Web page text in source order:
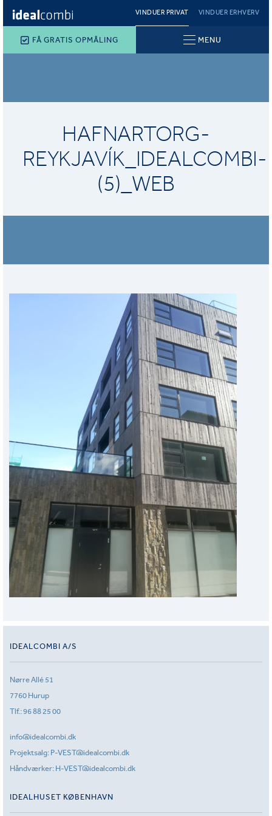
VINDUER PRIVAT VINDUER ERHVERV
FÅ GRATIS OPMÅLING MENU
HAFNARTORG-
REYKJAVÍK_IDEALCOMBI-
(5)_WEB
IDEALCOMBI A/S
Nørre Allé 51
7760 Hurup
Tlf.:96 88 25 00
info@idealcombi.dk
Projektsalg: P-VEST@idealcombi.dk
Håndværker: H-VEST@idealcombi.dk
IDEALHUSET KØBENHAVN